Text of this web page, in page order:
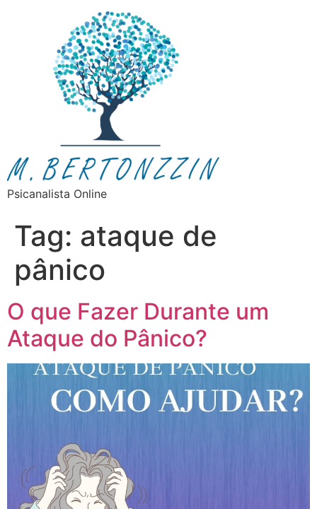
Psicanalista Online
Tag: ataque de
pânico
O que Fazer Durante um
Ataque do Pânico?